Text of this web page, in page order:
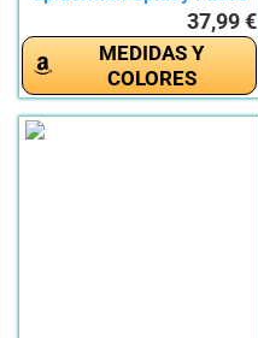
37,99 €
MEDIDAS Y
COLORES